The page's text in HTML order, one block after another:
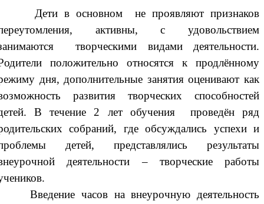
в основном не проявляют признаков
активны, с удовольствием
творческими видами деятельности.
положительно относятся к продлённому
дня, дополнительные занятия оценивают как
развития творческих способностей
В течение 2 лет обучения проведён ряд
собраний, где обсуждались успехи и
детей, представлялись результаты
деятельности – творческие работы
Введение часов на внеурочную деятельность